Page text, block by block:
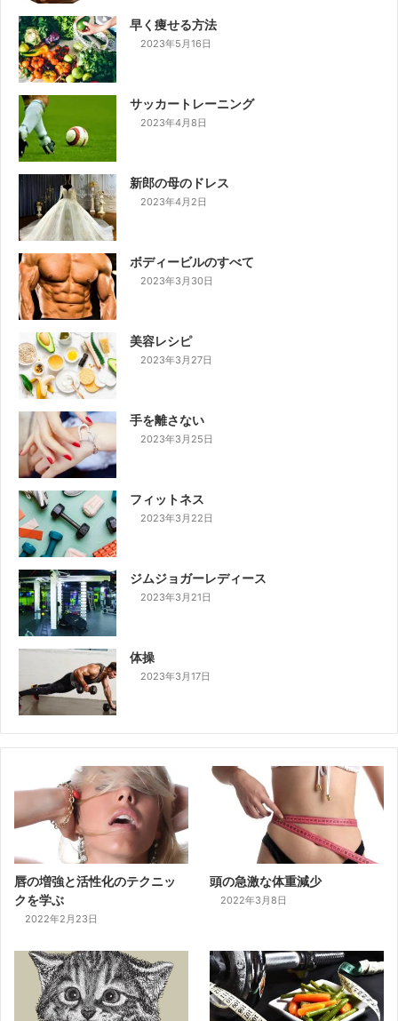
早く痩せる方法
2023年5月16日
サッカートレーニング
2023年4月8日
新郎の母のドレス
2023年4月2日
ボディービルのすべて
2023年3月30日
美容レシピ
2023年3月27日
手を離さない
2023年3月25日
フィットネス
2023年3月22日
ジムジョガーレディース
2023年3月21日
体操
2023年3月17日
唇の増強と活性化のテクニッ
クを学ぶ
2022年2月23日
頭の急激な体重減少
2022年3月8日